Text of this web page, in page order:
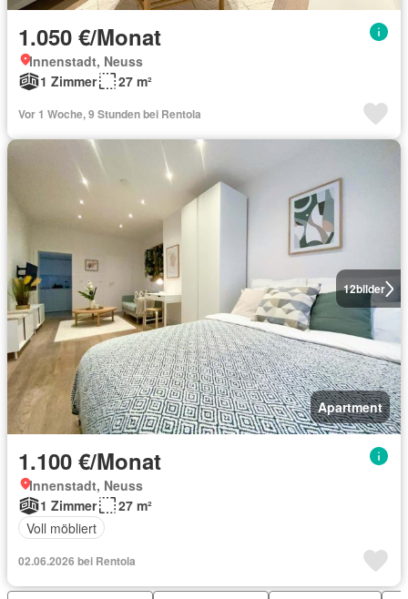
1.050 €/Monat
Innenstadt, Neuss
1 Zimmer
27 m²
Vor 1 Woche, 9 Stunden bei Rentola
12bilder
Apartment
1.100 €/Monat
Innenstadt, Neuss
1 Zimmer
27 m²
Voll möbliert
02.06.2026 bei Rentola